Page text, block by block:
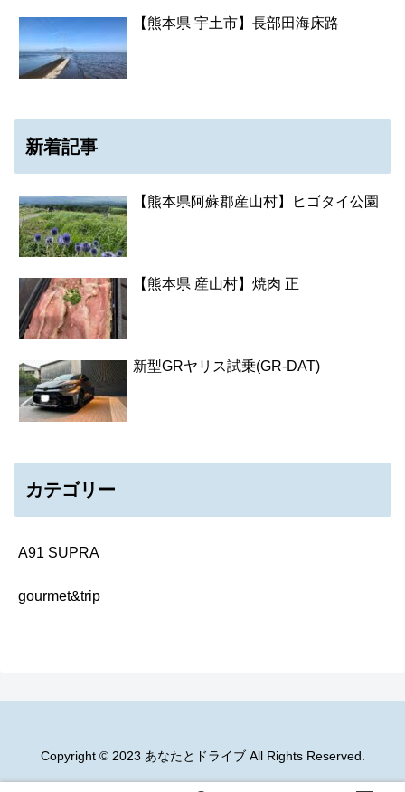
【熊本県 宇土市】長部田海床路
新着記事
【熊本県阿蘇郡産山村】ヒゴタイ公園
【熊本県 産山村】焼肉 正
新型GRヤリス試乗(GR-DAT)
カテゴリー
A91 SUPRA
gourmet&trip
Copyright © 2023 あなたとドライブ All Rights Reserved.